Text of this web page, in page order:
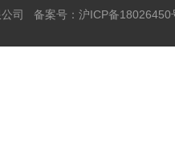
司 备案号： 沪ICP备18026450